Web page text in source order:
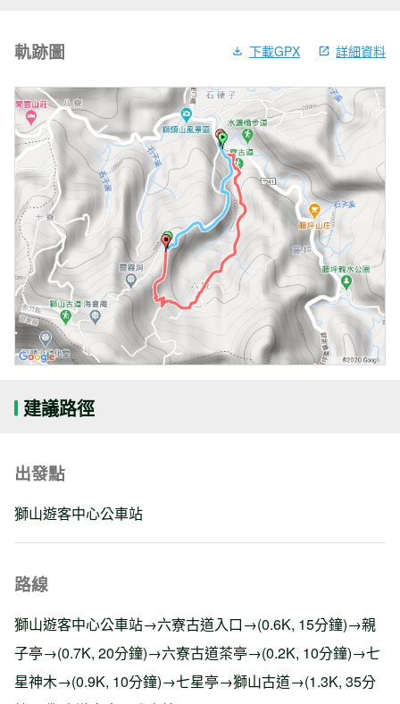
軌跡圖 下載GPX 詳細資料
建議路徑
出發點
獅山遊客中心公車站
路線
獅山遊客中心公車站→六寮古道入口→(0.6K, 15分鐘)→親
子亭→(0.7K, 20分鐘)→六寮古道茶亭→(0.2K, 10分鐘)→七
星神木→(0.9K, 10分鐘)→七星亭→獅山古道→(1.3K, 35分